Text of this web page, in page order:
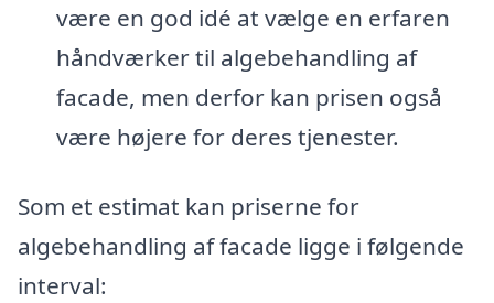
være en god idé at vælge en erfaren
håndværker til algebehandling af
facade, men derfor kan prisen også
være højere for deres tjenester.
Som et estimat kan priserne for
algebehandling af facade ligge i følgende
interval: